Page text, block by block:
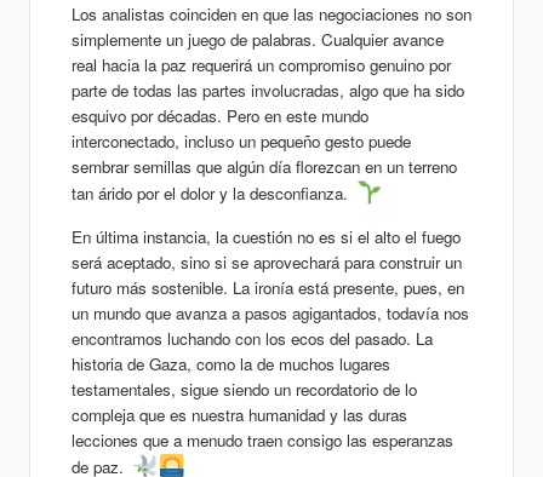
Los analistas coinciden en que las negociaciones no son
simplemente un juego de palabras. Cualquier avance
real hacia la paz requerirá un compromiso genuino por
parte de todas las partes involucradas, algo que ha sido
esquivo por décadas. Pero en este mundo
interconectado, incluso un pequeño gesto puede
sembrar semillas que algún día florezcan en un terreno
tan árido por el dolor y la desconfianza.
En última instancia, la cuestión no es si el alto el fuego
será aceptado, sino si se aprovechará para construir un
futuro más sostenible. La ironía está presente, pues, en
un mundo que avanza a pasos agigantados, todavía nos
encontramos luchando con los ecos del pasado. La
historia de Gaza, como la de muchos lugares
testamentales, sigue siendo un recordatorio de lo
compleja que es nuestra humanidad y las duras
lecciones que a menudo traen consigo las esperanzas
de paz.